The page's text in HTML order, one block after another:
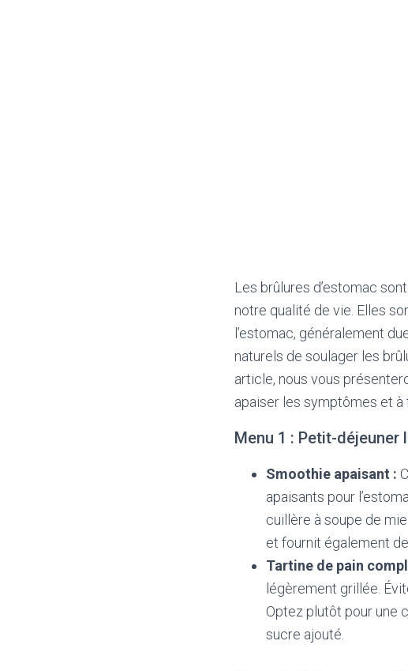
Les brûlures d’estomac
notre qualité de vie. Elles
l’estomac, généralement
naturels de soulager les
article, nous vous
apaiser les symptômes et à
Menu 1 : Petit-déjeuner
Smoothie apaisant :
apaisants pour
cuillère à soupe de
et fournit également
Tartine de pain
légèrement grillée.
Optez plutôt pour une
sucre ajouté.